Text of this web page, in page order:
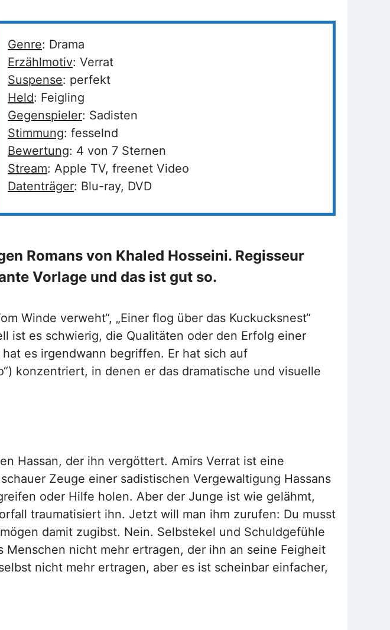
Genre: Drama
Erzählmotiv: Verrat
Suspense: perfekt
Held: Feigling
Gegenspieler: Sadisten
Stimmung: fesselnd
Bewertung: 4 von 7 Sternen
Stream: Apple TV, freenet Video
Datenträger: Blu-ray, DVD
Romans von Khaled Hosseini. Regisseur
Vorlage und das ist gut so.
Winde verweht“, „Einer flog über das Kuckucksnest“
ist es schwierig, die Qualitäten oder den Erfolg einer
es irgendwann begriffen. Er hat sich auf
konzentriert, in denen er das dramatische und visuelle
Hassan, der ihn vergöttert. Amirs Verrat ist eine
Zeuge einer sadistischen Vergewaltigung Hassans
oder Hilfe holen. Aber der Junge ist wie gelähmt,
traumatisiert ihn. Jetzt will man ihm zurufen: Du musst
damit zugibst. Nein. Selbstekel und Schuldgefühle
nicht mehr ertragen, der ihn an seine Feigheit
nicht mehr ertragen, aber es ist scheinbar einfacher,